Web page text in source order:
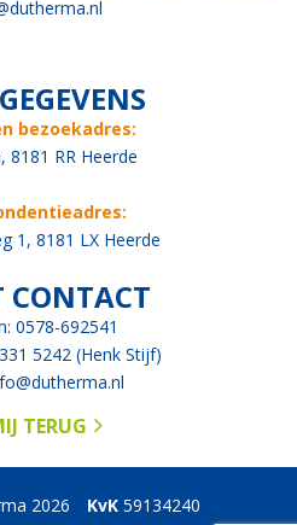
bezoekadres:
8181 RR Heerde
1, 8181 LX Heerde
CONTACT
0578-692541
5242 (Henk Stijf)
TERUG
2026 KvK59134240